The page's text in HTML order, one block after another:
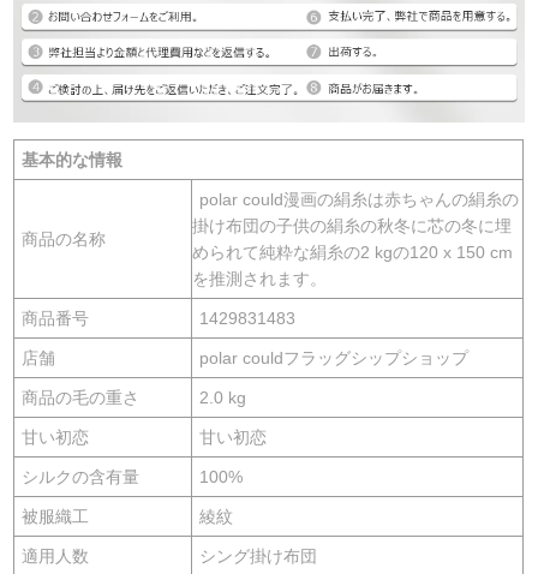
基本的な情報
商品の名称
polar could漫画の絹糸は赤ちゃんの絹糸の
掛け布団の子供の絹糸の秋冬に芯の冬に埋
められて純粋な絹糸の2 kgの120 x 150 cm
を推測されます。
商品番号 1429831483
店舗 polar couldフラッグシップショップ
商品の毛の重さ 2.0 kg
甘い初恋 甘い初恋
シルクの含有量 100%
被服織工 綾紋
適用人数 シング掛け布団